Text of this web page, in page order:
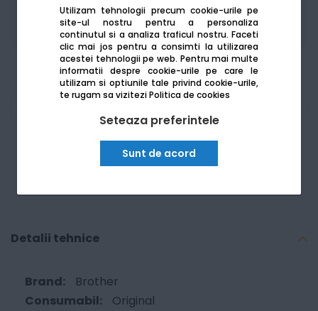
Utilizam tehnologii precum cookie-urile pe
site-ul nostru pentru a personaliza
continutul si a analiza traficul nostru. Faceti
clic mai jos pentru a consimti la utilizarea
acestei tehnologii pe web. Pentru mai multe
informatii despre cookie-urile pe care le
utilizam si optiunile tale privind cookie-urile,
te rugam sa viziteziPolitica de cookies
Seteaza preferintele
Sunt de acord
Produsele sunt disponibile pe platforma de
achizitii publiceSEAP/SICAP
Detalii tehnice
Brother
Original